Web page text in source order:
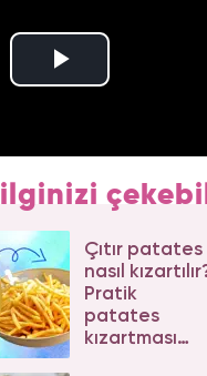
ilginizi
Çıtır patates
nasıl
Pratik
patates
kızartması